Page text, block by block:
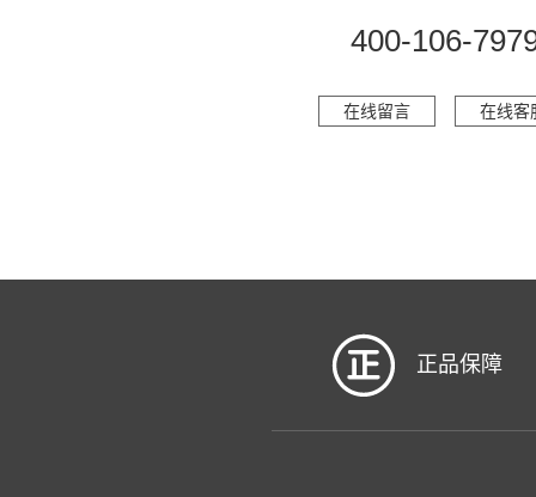
400-106-
在线留言 在线客
正品保障